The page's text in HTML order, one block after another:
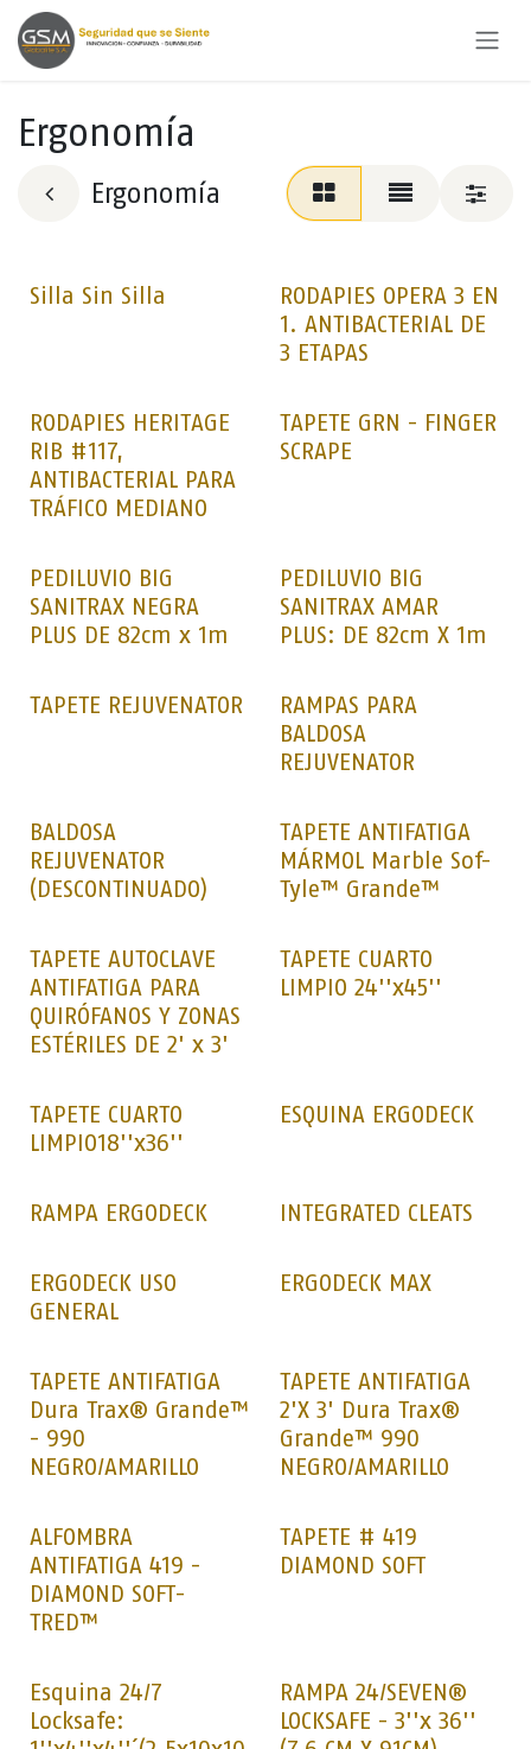
Ir al contenido
Ergonomía
Ergonomía
Silla Sin Silla
RODAPIES OPERA 3 EN
1. ANTIBACTERIAL DE
3 ETAPAS
RODAPIES HERITAGE
RIB #117,
ANTIBACTERIAL PARA
TRÁFICO MEDIANO
TAPETE GRN - FINGER
SCRAPE
PEDILUVIO BIG
SANITRAX NEGRA
PLUS DE 82cm x 1m
PEDILUVIO BIG
SANITRAX AMAR
PLUS: DE 82cm X 1m
TAPETE REJUVENATOR Venta
RAMPAS PARA
BALDOSA
REJUVENATOR
BALDOSA
REJUVENATOR
(DESCONTINUADO)
TAPETE ANTIFATIGA
MÁRMOL Marble Sof-
Tyle™ Grande™
TAPETE AUTOCLAVE
ANTIFATIGA PARA
QUIRÓFANOS Y ZONAS
ESTÉRILES DE 2' x 3'
TAPETE CUARTO
LIMPIO 24''x45''
TAPETE CUARTO
LIMPIO18''x36''
ESQUINA ERGODECK
RAMPA ERGODECK INTEGRATED CLEATS
ERGODECK USO
GENERAL
ERGODECK MAX
TAPETE ANTIFATIGA
Dura Trax® Grande™
- 990
NEGRO/AMARILLO
TAPETE ANTIFATIGA
2'X 3' Dura Trax®
Grande™ 990
NEGRO/AMARILLO
ALFOMBRA
ANTIFATIGA 419 -
DIAMOND SOFT-
TRED™
TAPETE # 419
DIAMOND SOFT
Esquina 24/7
Locksafe:
RAMPA 24/SEVEN®
LOCKSAFE - 3''x 36''